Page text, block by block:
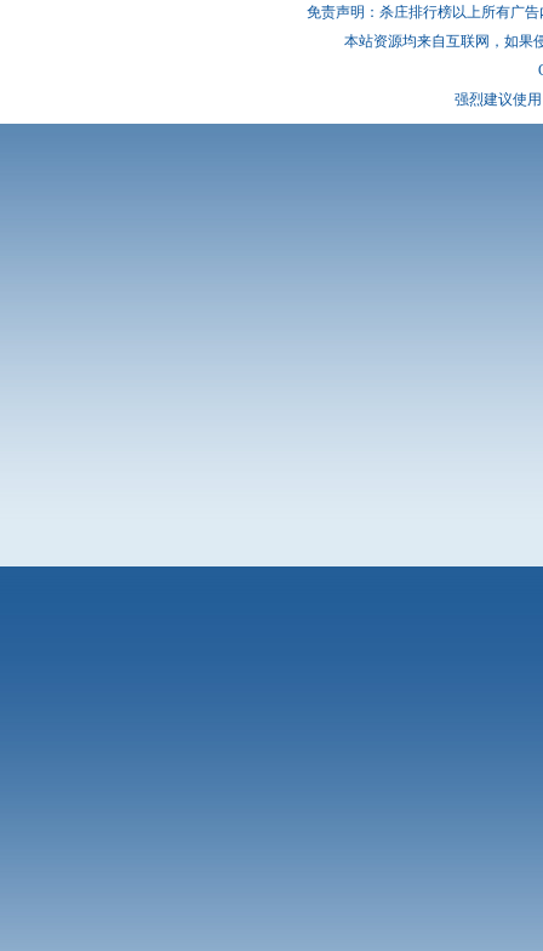
免责声明：杀庄排行榜以上所有广
本站资源均来自互联网，如果
强烈建议使